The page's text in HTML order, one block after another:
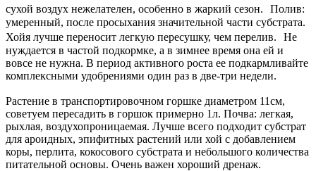
сухой воздух нежелателен, особенно в жаркий сезон. Полив:
умеренный, после просыхания значительной части субстрата.
Хойя лучше переносит легкую пересушку, чем перелив. Не
нуждается в частой подкормке, а в зимнее время она ей и
вовсе не нужна. В период активного роста ее подкармливайте
комплексными удобрениями один раз в две-три недели.
Растение в транспортировочном горшке диаметром 11см,
советуем пересадить в горшок примерно 1л. Почва: легкая,
рыхлая, воздухопроницаемая. Лучше всего подходит субстрат
для ароидных, эпифитных растений или хой с добавлением
коры, перлита, кокосового субстрата и небольшого количества
питательной основы. Очень важен хороший дренаж.